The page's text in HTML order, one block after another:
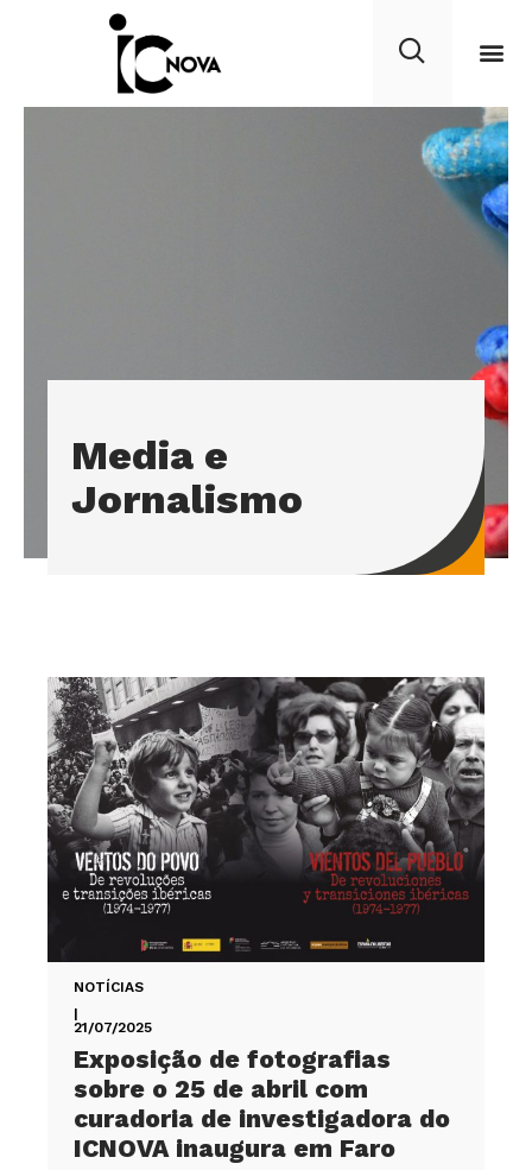
Media e
Jornalismo
NOTÍCIAS
|
21/07/2025
Exposição de fotografias
sobre o 25 de abril com
curadoria de investigadora do
ICNOVA inaugura em Faro